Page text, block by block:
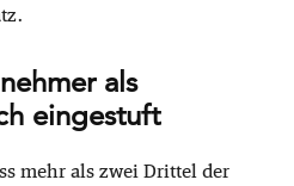
als
eingestuft
mehr als zwei Drittel der